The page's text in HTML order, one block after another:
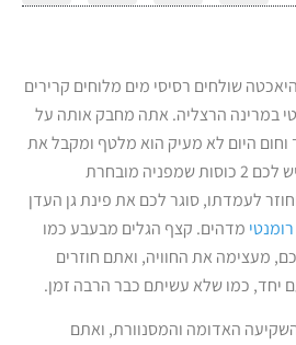
שולחים רסיסי מים מלוחים קרירים
במרינה הרצליה. אתה מחבק אותה על
וחום היום לא מעיק הוא מלטף ומקבל את
פניכם. הסקיפר הנחמד מגיש לכם 2 כוסות שמפניה מובחרת
לעמדתו, סוגר לכם את פינת גן העדן
מדהים. קצף הגלים מבעבע כמו
מעצימה את החוויה, ואתם חוזרים
יחד, כמו שלא עשיתם כבר הרבה זמן.
האדומה והמסנוורת, ואתם